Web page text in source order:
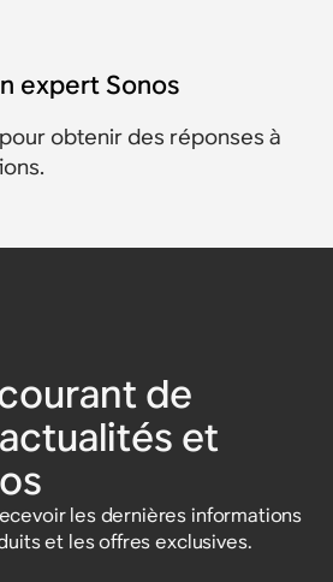
expert Sonos
pour obtenir des réponses à
de
et
les dernières informations
et les offres exclusives.